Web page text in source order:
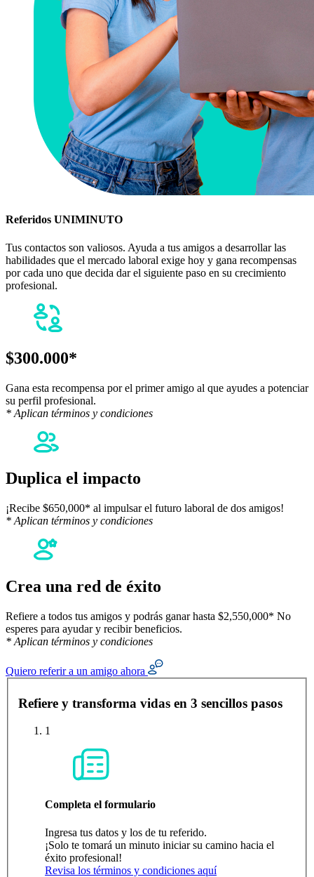
Referidos UNIMINUTO
Tus contactos son valiosos. Ayuda a tus amigos a desarrollar las
habilidades que el mercado laboral exige hoy y gana recompensas
por cada uno que decida dar el siguiente paso en su crecimiento
profesional.
$300.000*
Gana esta recompensa por el primer amigo al que ayudes a potenciar
su perfil profesional.
* Aplican términos y condiciones
Duplica el impacto
¡Recibe $650,000* al impulsar el futuro laboral de dos amigos!
* Aplican términos y condiciones
Crea una red de éxito
Refiere a todos tus amigos y podrás ganar hasta $2,550,000* No
esperes para ayudar y recibir beneficios.
* Aplican términos y condiciones
Quiero referir a un amigo ahora
Refiere y transforma vidas en 3 sencillos pasos
1
Completa el formulario
Ingresa tus datos y los de tu referido.
¡Solo te tomará un minuto iniciar su camino hacia el
éxito profesional!
Revisa los términos y condiciones aquí